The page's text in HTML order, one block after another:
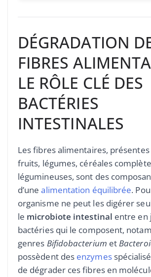
DÉGRADATION
FIBRES
LE RÔLE CLÉ DES
BACTÉRIES
INTESTINALES
Les fibres alimentaires, présentes
fruits, légumes, céréales
légumineuses, sont des
d’unealimentation équilibrée.
organisme ne peut les digérer
le microbiote intestinal entre en
bactéries qui le composent,
genres Bifidobacterium et
possèdent des enzymes
de dégrader ces fibres en